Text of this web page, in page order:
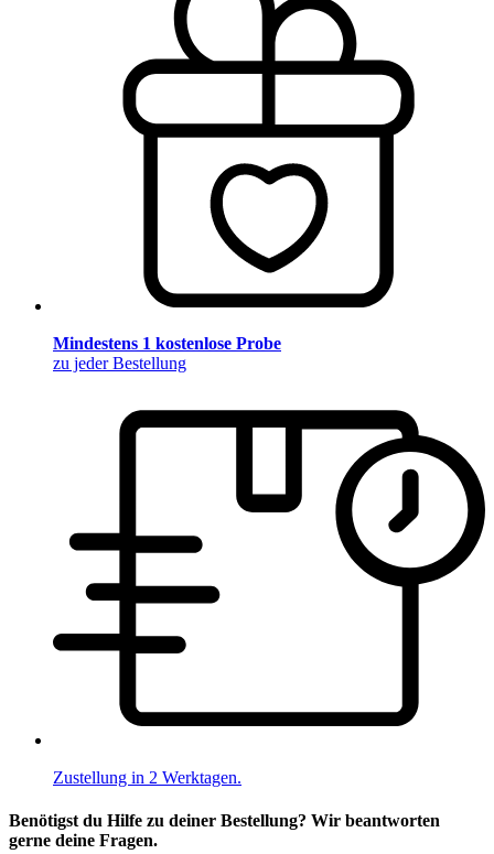
Mindestens 1 kostenlose Probe
zu jeder Bestellung
Zustellung in 2 Werktagen.
Benötigst du Hilfe zu deiner Bestellung? Wir beantworten
gerne deine Fragen.